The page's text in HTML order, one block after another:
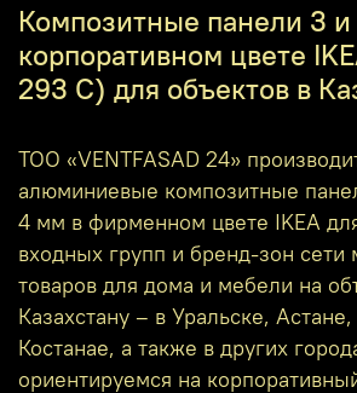
Композитные панели 3
корпоративном цвете
293 C) для объектов в
ТОО «VENTFASAD 24»
алюминиевые композитные
4 мм в фирменном цвете IKEA
входных групп и бренд‑зон сети
товаров для дома и мебели на
Казахстану – в Уральске,
Костанае, а также в других
ориентируемся на